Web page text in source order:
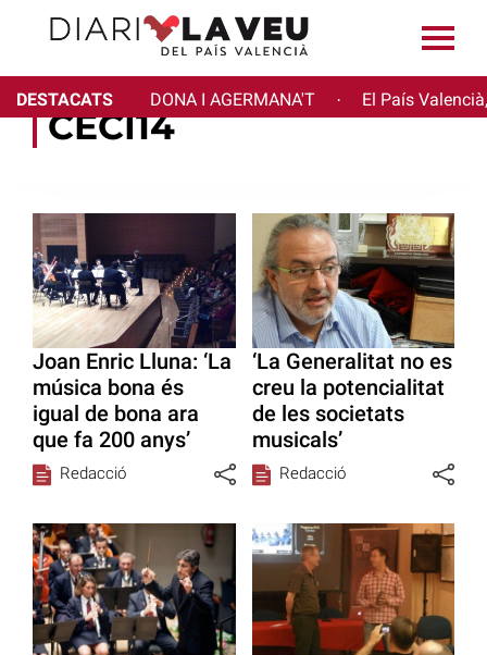
DESTACATS DONA I AGERMANA'T · El País
CECI14
Joan Enric Lluna: ‘La
música bona és
igual de bona ara
que fa 200 anys’
Redacció
‘La Generalitat no es
creu la potencialitat
de les societats
musicals’
Redacció